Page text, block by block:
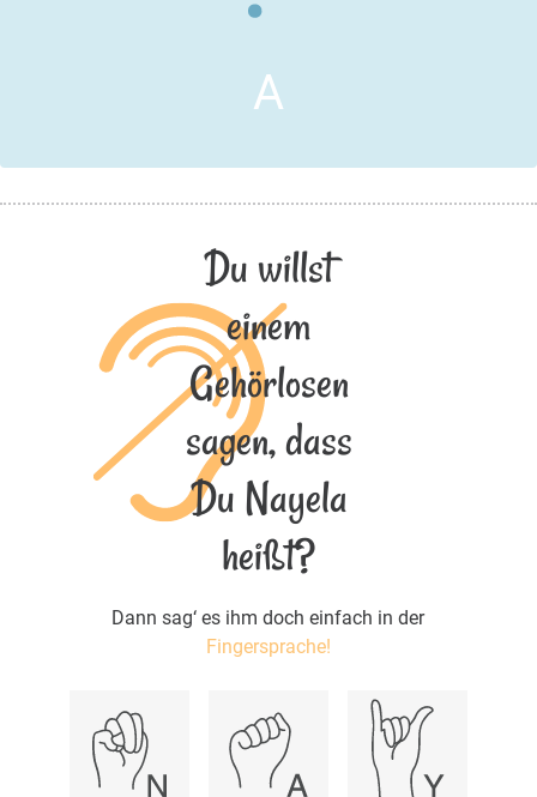
A
Du willst
einem
Gehörlosen
sagen, dass
Du Nayela
heißt?
Dann sag‘ es ihm doch einfach in der
Fingersprache!